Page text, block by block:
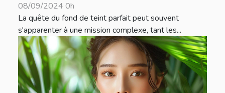
08/09/2024 0h
La quête du fond de teint parfait peut souvent
s'apparenter à une mission complexe, tant les...